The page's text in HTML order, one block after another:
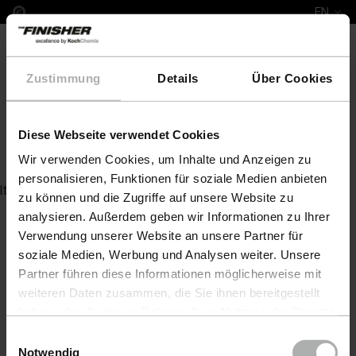
Zustimmung Details Über Cookies
Diese Webseite verwendet Cookies
Wir verwenden Cookies, um Inhalte und Anzeigen zu
personalisieren, Funktionen für soziale Medien anbieten
zu können und die Zugriffe auf unsere Website zu
analysieren. Außerdem geben wir Informationen zu Ihrer
Verwendung unserer Website an unsere Partner für
soziale Medien, Werbung und Analysen weiter. Unsere
Partner führen diese Informationen möglicherweise mit
weiteren Daten zusammen, die Sie ihnen bereitgestellt
Einstellungen zu den Cookies finden Sie unter
Notwendig
EN
Felgenreiniger K viskos
Item not found